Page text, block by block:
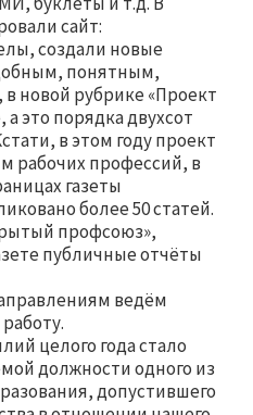
сайт:
создали новые
понятным,
новой рубрике «Проект
это порядка двухсот
в этом году проект
рабочих профессий, в
газеты
более 50 статей.
профсоюз»,
публичные отчёты
ведём
целого года стало
должности одного из
допустившего